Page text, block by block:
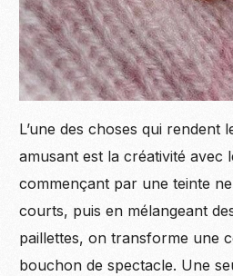
L’une des choses qui rendent
amusant est la créativité avec
commençant par une teinte
courts, puis en mélangeant
paillettes, on transforme une
bouchon de spectacle. Une